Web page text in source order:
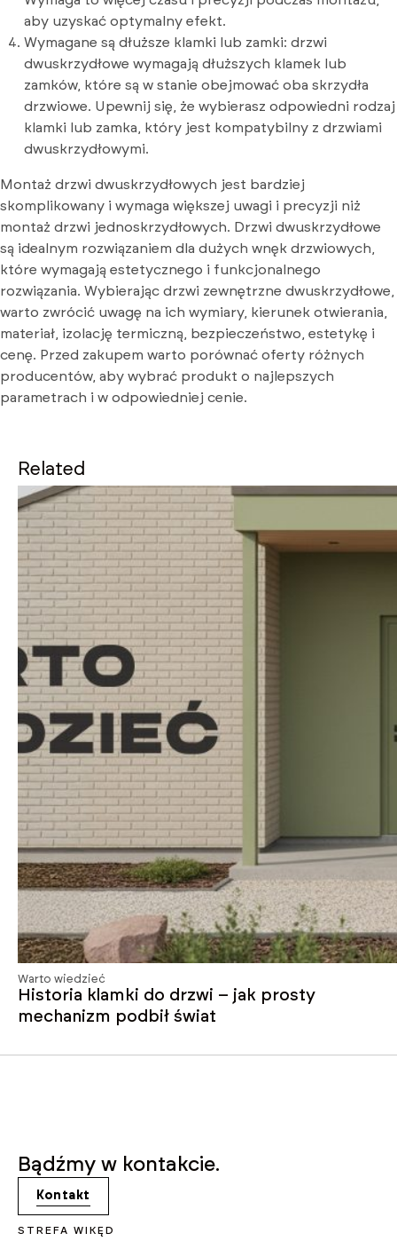
aby uzyskać optymalny efekt.
Wymagane są dłuższe klamki lub zamki: drzwi
dwuskrzydłowe wymagają dłuższych klamek lub
zamków, które są w stanie obejmować oba skrzydła
drzwiowe. Upewnij się, że wybierasz odpowiedni rodzaj
klamki lub zamka, który jest kompatybilny z drzwiami
dwuskrzydłowymi.
Montaż drzwi dwuskrzydłowych jest bardziej
skomplikowany i wymaga większej uwagi i precyzji niż
montaż drzwi jednoskrzydłowych. Drzwi dwuskrzydłowe
są idealnym rozwiązaniem dla dużych wnęk drzwiowych,
które wymagają estetycznego i funkcjonalnego
rozwiązania. Wybierając drzwi zewnętrzne dwuskrzydłowe,
warto zwrócić uwagę na ich wymiary, kierunek otwierania,
materiał, izolację termiczną, bezpieczeństwo, estetykę i
cenę. Przed zakupem warto porównać oferty różnych
producentów, aby wybrać produkt o najlepszych
parametrach i w odpowiedniej cenie.
Related
Warto wiedzieć
Historia klamki do drzwi – jak prosty
mechanizm podbił świat
Bądźmy w kontakcie.
Kontakt
STREFA WIKĘD